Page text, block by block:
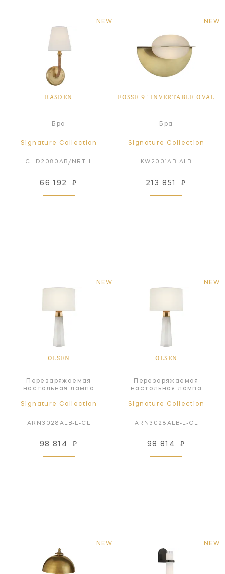
NEW
BASDEN
Бра
Signature Collection
CHD2080AB/NRT-L
66 192 ₽
NEW
FOSSE 9" INVERTABLE OVAL
Бра
Signature Collection
KW2001AB-ALB
213 851 ₽
NEW
OLSEN
Перезаряжаемая
настольная лампа
Signature Collection
ARN3028ALB-L-CL
98 814 ₽
NEW
OLSEN
Перезаряжаемая
настольная лампа
Signature Collection
ARN3028ALB-L-CL
98 814 ₽
NEW NEW